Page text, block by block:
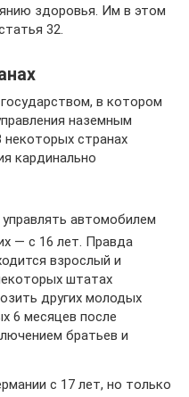
здоровья. Им в этом
32.
в котором
наземным
странах
кардинально
автомобилем
— с 16 лет. Правда
взрослый и
штатах
других молодых
6 месяцев после
братьев и
с 17 лет, но только